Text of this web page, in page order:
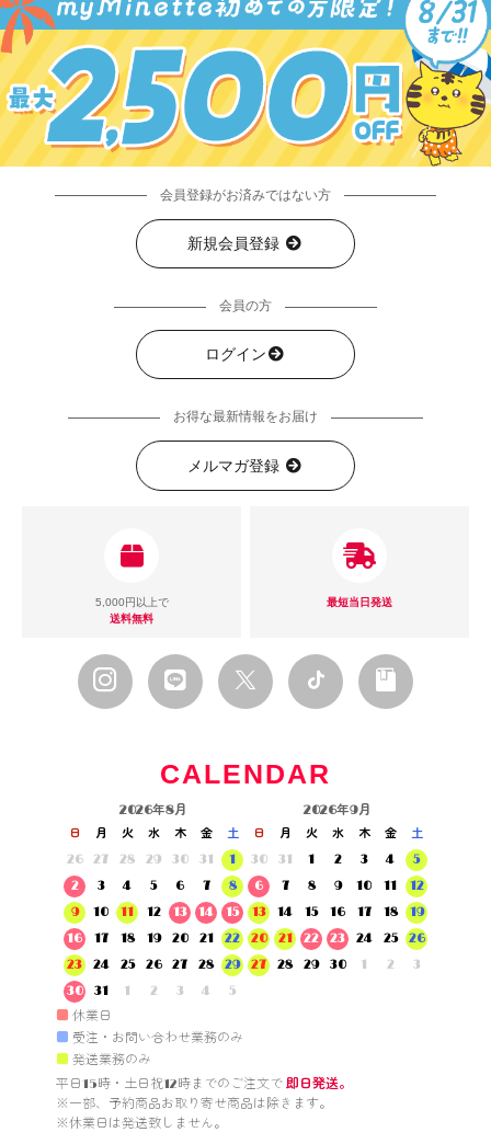
会員登録がお済みではない方
新規会員登録
会員の方
ログイン
お得な最新情報をお届け
メルマガ登録
5,000円以上で
送料無料
最短当日発送
CALENDAR
2026年8月
日 月 火 水 木 金
土
26
27 28 29 30 31
1
2
3 4 5 6 7
8
9
10 11 12 13 14
15
16
17 18 19 20 21
22
23
24 25 26 27 28
29
30
31 1 2 3 4 5
2026年9月
日 月 火 水 木 金
土
30
31 1 2 3 4
5
6
7 8 9 10 11
12
13
14 15 16 17 18
19
20
21 22 23 24 25
26
27
28 29 30 1 2 3
■ 休業日
■ 受注・お問い合わせ業務のみ
■ 発送業務のみ
平日15時・土日祝12時までのご注文で 即日発送。
※一部、予約商品お取り寄せ商品は除きます。
※休業日は発送致しません。